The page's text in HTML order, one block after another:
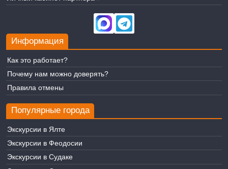
Информация
Как это работает?
Почему нам можно доверять?
Правила отмены
Популярные города
Экскурсии в Ялте
Экскурсии в Феодосии
Экскурсии в Судаке